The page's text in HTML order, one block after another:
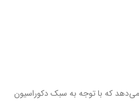
می‌دهد که با توجه به سبک دکوراسیون